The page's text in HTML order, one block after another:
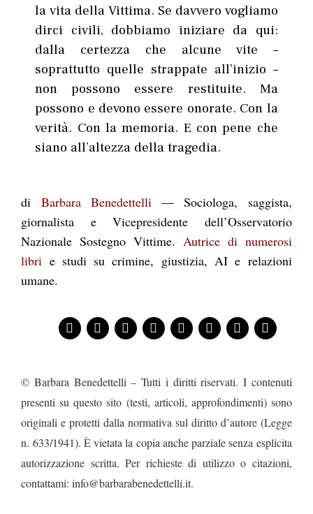
la vita della Vittima. Se davvero vogliamo
dirci civili, dobbiamo iniziare da qui:
dalla certezza che alcune vite –
soprattutto quelle strappate all’inizio –
non possono essere restituite. Ma
possono e devono essere onorate. Con la
verità. Con la memoria. E con pene che
siano all’altezza della tragedia.
di Barbara Benedettelli— Sociologa, saggista,
giornalista e Vicepresidente dell’Osservatorio
Nazionale Sostegno Vittime. Autrice di numerosi
libri e studi su crimine, giustizia, AI e relazioni
umane.
© Barbara Benedettelli – Tutti i diritti riservati. I contenuti
presenti su questo sito (testi, articoli, approfondimenti) sono
originali e protetti dalla normativa sul diritto d’autore (Legge
n. 633/1941). È vietata la copia anche parziale senza esplicita
autorizzazione scritta. Per richieste di utilizzo o citazioni,
contattami: info@barbarabenedettelli.it.